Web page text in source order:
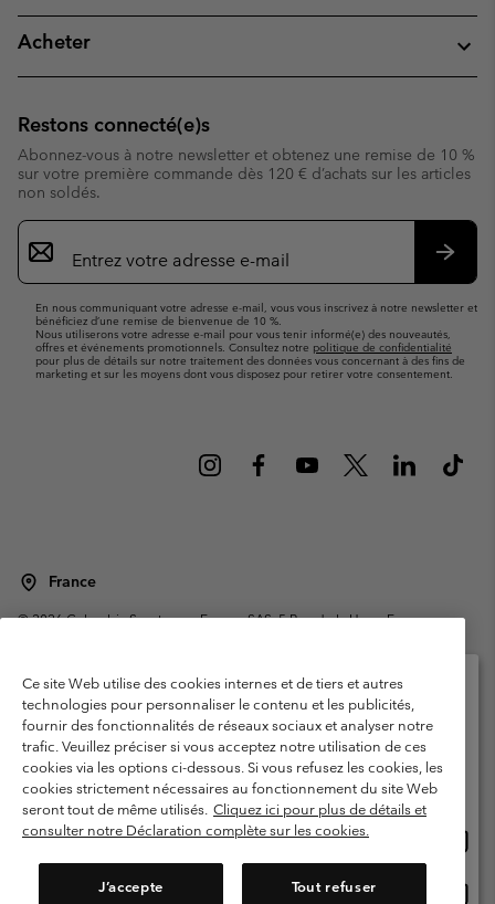
Acheter
Restons connecté(e)s
Abonnez-vous à notre newsletter et obtenez une remise de 10 %
sur votre première commande dès 120 € d’achats sur les articles
non soldés.
Inscription
par
e-
En nous communiquant votre adresse e-mail, vous vous inscrivez à notre newsletter et
bénéficiez d’une remise de bienvenue de 10 %.
Nous utiliserons votre adresse e-mail pour vous tenir informé(e) des nouveautés,
offres et événements promotionnels. Consultez notre politique de confidentialité
pour plus de détails sur notre traitement des données vous concernant à des fins de
marketing et sur les moyens dont vous disposez pour retirer votre consentement.
France
©2026Columbia Sportswear Europe SAS. 5 Rue de la Haye, Espace
Garanties Légales
Politique de confidentialité
Conditions d'utilisation - Membres
Conditions D'utilisation - Contenu généré par l'utilisateur
Impressum
Cookies
Public CBCR
Ce site Web utilise des cookies internes et de tiers et autres
technologies pour personnaliser le contenu et les publicités,
fournir des fonctionnalités de réseaux sociaux et analyser notre
trafic. Veuillez préciser si vous acceptez notre utilisation de ces
cookies via les options ci-dessous. Si vous refusez les cookies, les
cookies strictement nécessaires au fonctionnement du site Web
seront tout de même utilisés. Cliquez ici pour plus de détails et
consulter notre Déclaration complète sur les cookies.
J’accepte Tout refuser
Veuillez sélectionner votre pays d’expédition et
votre langue
Achats en ligne disponibles
United States
ligne
France